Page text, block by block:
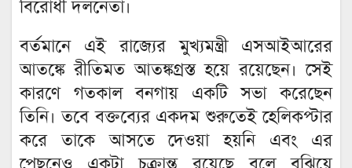
বিরোধী দলনেতা।
বর্তমানে এই রাজ্যের মুখ্যমন্ত্রী এসআইআরের
আতঙ্কে রীতিমত আতঙ্কগ্রস্ত হয়ে রয়েছেন। সেই
কারণে গতকাল বনগায় একটি সভা করেছেন
তিনি। তবে বক্তব্যের একদম শুরুতেই হেলিকপ্টার
করে তাকে আসতে দেওয়া হয়নি এবং এর